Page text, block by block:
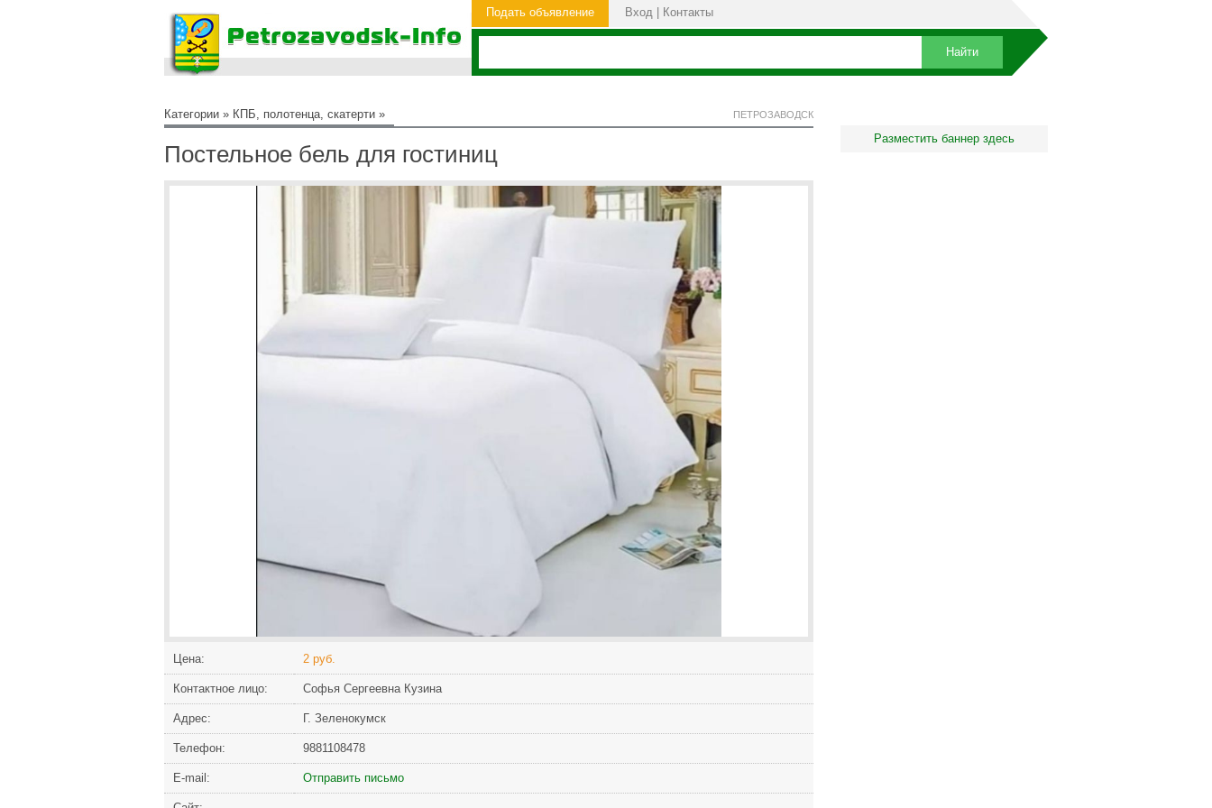
Подать объявление Вход Контакты
Категории » КПБ, полотенца, скатерти » ПЕТРОЗАВОДСК
Постельное бель для гостиниц
Цена: 2 руб.
Контактное лицо: Софья Сергеевна Кузина
Адрес: Г. Зеленокумск
Телефон: 9881108478
Е-mail: Отправить письмо
Разместить баннер здесь